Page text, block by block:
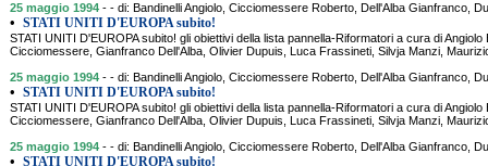
25 maggio 1994 - - di: Bandinelli Angiolo, Cicciomessere Roberto, Dell'Alba Gianfranco,
• STATI UNITI D'EUROPA subito!
STATI UNITI D'EUROPA subito! gli obiettivi della lista pannella-Riformatori a cura di Angiolo
Cicciomessere, Gianfranco Dell'Alba, Olivier Dupuis, Luca Frassineti, Silvja Manzi,
25 maggio 1994 - - di: Bandinelli Angiolo, Cicciomessere Roberto, Dell'Alba Gianfranco,
• STATI UNITI D'EUROPA subito!
STATI UNITI D'EUROPA subito! gli obiettivi della lista pannella-Riformatori a cura di Angiolo
Cicciomessere, Gianfranco Dell'Alba, Olivier Dupuis, Luca Frassineti, Silvja Manzi,
25 maggio 1994 - - di: Bandinelli Angiolo, Cicciomessere Roberto, Dell'Alba Gianfranco,
• STATI UNITI D'EUROPA subito!